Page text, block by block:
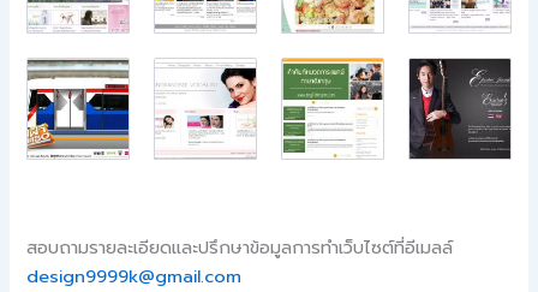
สอบถามรายละเอียดและปรึกษาข้อมูลการทำเว็บไซต์ที่อีเมลล์
design9999k@gmail.com